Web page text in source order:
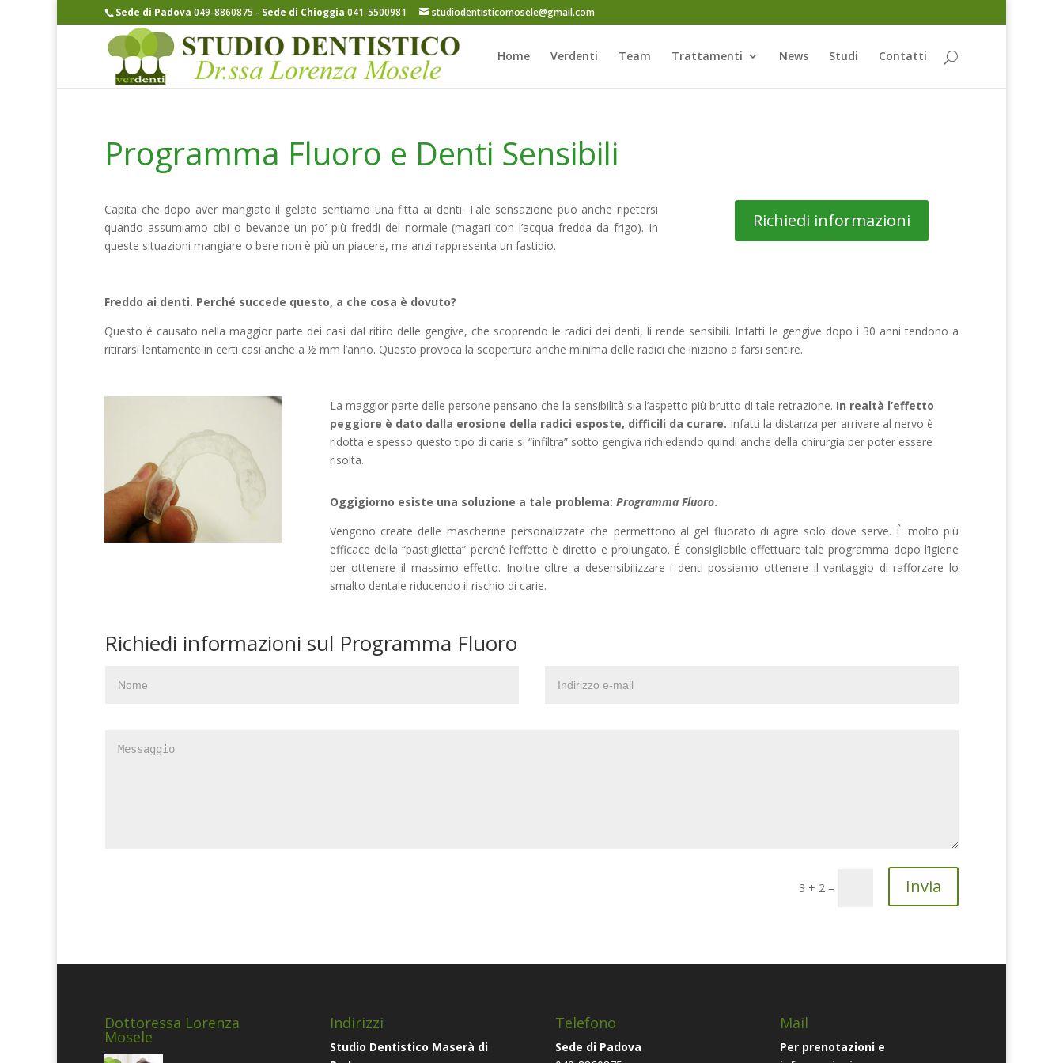
Sede di Padova 049-8860875 - Sede di Chioggia 041-5500981 studiodentisticomosele@gmail.com
Home Verdenti Team Trattamenti News Studi Contatti
Programma Fluoro e Denti Sensibili
Capita che dopo aver mangiato il gelato sentiamo una fitta ai denti. Tale sensazione può anche ripetersi
quando assumiamo cibi o bevande un po’ più freddi del normale (magari con l’acqua fredda da frigo). In
queste situazioni mangiare o bere non è più un piacere, ma anzi rappresenta un fastidio.
Richiedi informazioni
Freddo ai denti. Perché succede questo, a che cosa è dovuto?
Questo è causato nella maggior parte dei casi dal ritiro delle gengive, che scoprendo le radici dei denti, li rende sensibili. Infatti le gengive dopo i 30 anni tendono a
ritirarsi lentamente in certi casi anche a ½ mm l’anno. Questo provoca la scopertura anche minima delle radici che iniziano a farsi sentire.
La maggior parte delle persone pensano che la sensibilità sia l’aspetto più brutto di tale retrazione. In realtà l’effetto
peggiore è dato dalla erosione della radici esposte, difficili da curare. Infatti la distanza per arrivare al nervo è
ridotta e spesso questo tipo di carie si “infiltra” sotto gengiva richiedendo quindi anche della chirurgia per poter essere
risolta.
Oggigiorno esiste una soluzione a tale problema: Programma Fluoro.
Vengono create delle mascherine personalizzate che permettono al gel fluorato di agire solo dove serve. È molto più
efficace della “pastiglietta” perché l’effetto è diretto e prolungato. É consigliabile effettuare tale programma dopo l’igiene
per ottenere il massimo effetto. Inoltre oltre a desensibilizzare i denti possiamo ottenere il vantaggio di rafforzare lo
smalto dentale riducendo il rischio di carie.
Richiedi informazioni sul Programma Fluoro
3 + 2 = Invia
Dottoressa Lorenza
Mosele
Indirizzi
Studio Dentistico Maserà di
Telefono
Sede di Padova
Mail
Per prenotazioni e